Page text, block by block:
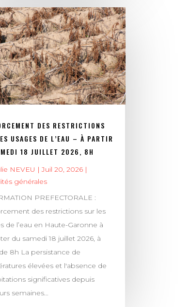
DES RESTRICTIONS
USAGES DE L’EAU – À PARTIR
18 JUILLET 2026, 8H
NEVEU |Juil 20, 2026|
générales
PREFECTORALE :
des restrictions sur les
de l’eau en Haute-Garonne à
du samedi 18 juillet 2026, à
8h La persistance de
élevées et l'absence de
significatives depuis
semaines...